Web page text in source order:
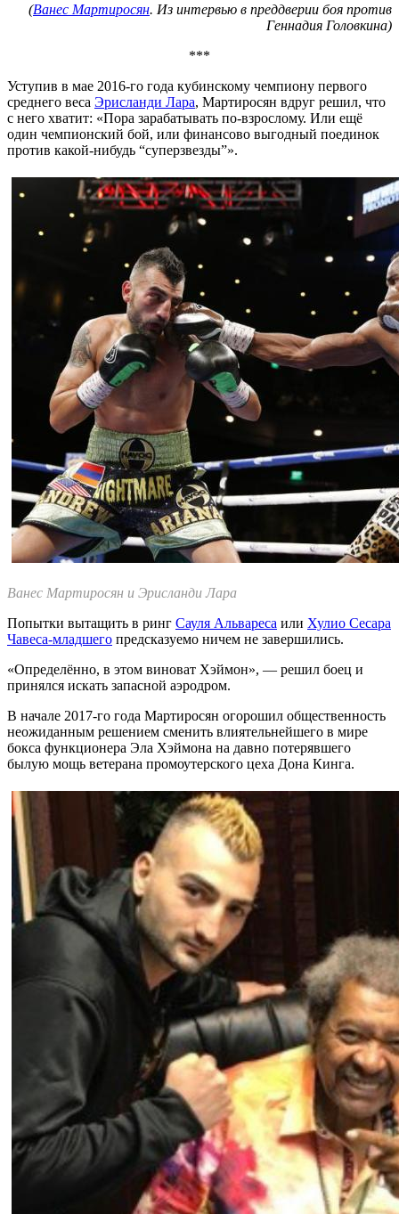
(Ванес Мартиросян. Из интервью в преддверии боя против
Геннадия Головкина)
***
Уступив в мае 2016-го года кубинскому чемпиону первого
среднего веса Эрисланди Лара, Мартиросян вдруг решил, что
с него хватит: «Пора зарабатывать по-взрослому. Или ещё
один чемпионский бой, или финансово выгодный поединок
против какой-нибудь “суперзвезды”».
Ванес Мартиросян и Эрисланди Лара
Попытки вытащить в ринг Сауля Альвареса или Хулио Сесара
Чавеса-младшего предсказуемо ничем не завершились.
«Определённо, в этом виноват Хэймон», — решил боец и
принялся искать запасной аэродром.
В начале 2017-го года Мартиросян огорошил общественность
неожиданным решением сменить влиятельнейшего в мире
бокса функционера Эла Хэймона на давно потерявшего
былую мощь ветерана промоутерского цеха Дона Кинга.